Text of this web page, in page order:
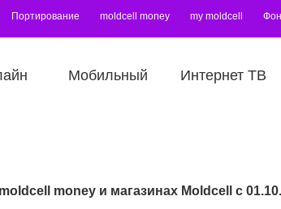
Портирование moldcell money my moldcell
Мобильный Интернет ТВ
money и магазинах Moldcell с